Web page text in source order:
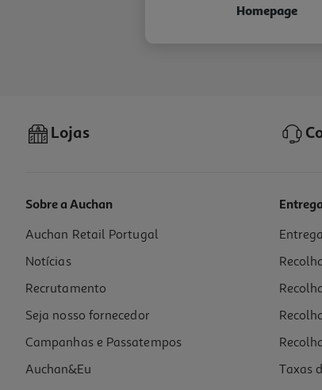
Homepage
Lojas
Sobre a Auchan
Auchan Retail Portugal
Notícias
Recrutamento
Seja nosso fornecedor
Campanhas e Passatempos
Auchan&Eu
Taxas